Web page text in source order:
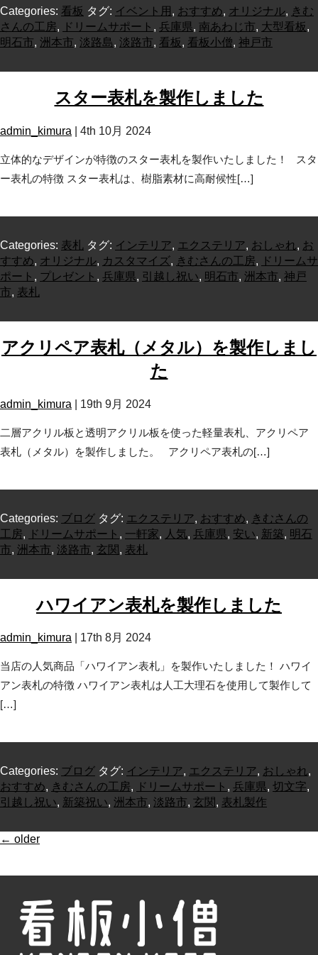
Categories: 看板 タグ: イベント用 , おすすめ, オリジナル, きむ
さんの工房, ドリームサポート , 兵庫県, 南あわじ市, 大型看板,
明石市, 洲本市, 淡路島, 淡路市, 看板, 看板小僧, 神戸市
スター表札を製作しました
admin_kimura 4th 10月 2024
立体的なデザインが特徴のスター表札を製作いたしました！ スタ
ー表札の特徴 スター表札は、樹脂素材に高耐候性[…]
Categories: 表札 タグ: インテリア, エクステリア, おしゃれ, お
すすめ, オリジナル, カスタマイズ, きむさんの工房,
ドリームサ
ポート , プレゼント , 兵庫県, 引越し祝い, 明石市, 洲本市, 神戸
市, 表札
アクリペア表札（メタル）を製作しまし
た
admin_kimura 19th 9月 2024
二層アクリル板と透明アクリル板を使った軽量表札、アクリペア
表札（メタル）を製作しました。 アクリペア表札の[…]
Categories: ブログ タグ: エクステリア, おすすめ, きむさんの
工房, ドリームサポート , 一軒家, 人気, 兵庫県, 安い, 新築, 明石
市, 洲本市, 淡路市, 玄関, 表札
ハワイアン表札を製作しました
admin_kimura 17th 8月 2024
当店の人気商品「ハワイアン表札」を製作いたしました！ ハワイ
アン表札の特徴 ハワイアン表札は人工大理石を使用して製作して
[…]
Categories: ブログ タグ: インテリア, エクステリア, おしゃれ,
おすすめ, きむさんの工房, ドリームサポート , 兵庫県, 切文字,
引越し祝い, 新築祝い, 洲本市, 淡路市, 玄関, 表札製作
← older